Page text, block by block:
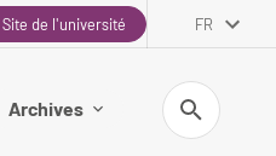
Site de l'université FR
Archives
Recherche